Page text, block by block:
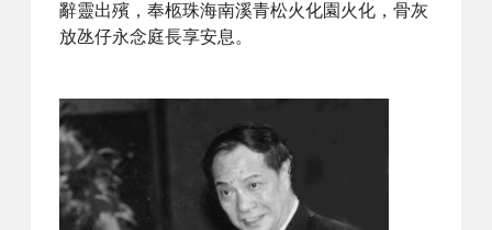
辭靈出殯，奉柩珠海南溪青松火化園火化，骨灰
放氹仔永念庭長享安息。